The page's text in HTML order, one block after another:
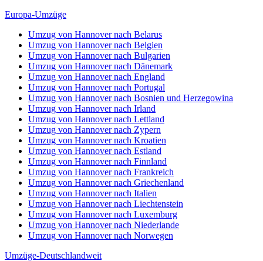
Europa-Umzüge
Umzug von Hannover nach Belarus
Umzug von Hannover nach Belgien
Umzug von Hannover nach Bulgarien
Umzug von Hannover nach Dänemark
Umzug von Hannover nach England
Umzug von Hannover nach Portugal
Umzug von Hannover nach Bosnien und Herzegowina
Umzug von Hannover nach Irland
Umzug von Hannover nach Lettland
Umzug von Hannover nach Zypern
Umzug von Hannover nach Kroatien
Umzug von Hannover nach Estland
Umzug von Hannover nach Finnland
Umzug von Hannover nach Frankreich
Umzug von Hannover nach Griechenland
Umzug von Hannover nach Italien
Umzug von Hannover nach Liechtenstein
Umzug von Hannover nach Luxemburg
Umzug von Hannover nach Niederlande
Umzug von Hannover nach Norwegen
Umzüge-Deutschlandweit